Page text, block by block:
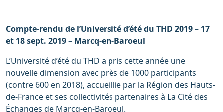
Compte-rendu de l’Université d’été du THD 2019 – 17
et 18 sept. 2019 – Marcq-en-Baroeul
L’Université d’été du THD a pris cette année une
nouvelle dimension avec près de 1000 participants
(contre 600 en 2018), accueillie par la Région des Hauts-
de-France et ses collectivités partenaires à La Cité des
Échanges de Marcq-en-Baroeul.